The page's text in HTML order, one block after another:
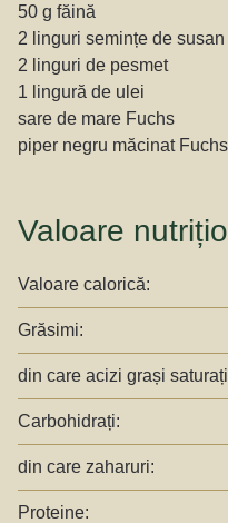
50 g făină
2 linguri semințe de
2 linguri de pesmet
1 lingură de ulei
sare de mare Fuchs
piper negru măcinat Fuchs
Valoare
Valoare calorică:
Grăsimi:
din care acizi grași
Carbohidrați:
din care zaharuri:
Proteine: